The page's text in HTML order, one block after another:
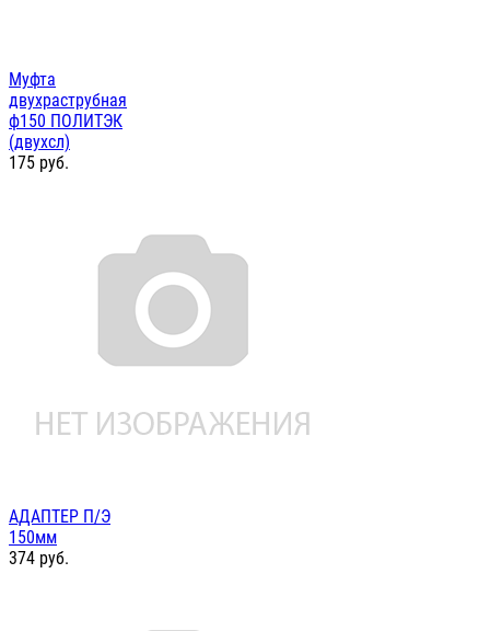
Муфта
двухраструбная
ф150 ПОЛИТЭК
(двухсл)
175 руб.
АДАПТЕР П/Э
150мм
374 руб.